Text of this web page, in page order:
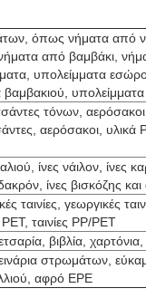
όπως νήματα από
από βαμβάκι,
υπολείμματα
τόνων,
αερόσακοι,
ίνες νάιλον, ίνες
ίνες βισκόζης και
γεωργικές
PET, ταινίες PP/PET
βιβλία,
στρωμάτων,
αφρό EPE